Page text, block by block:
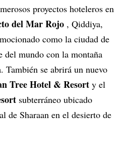
proyectos hoteleros en
del Mar Rojo , Qiddiya,
como la ciudad de
del mundo con la montaña
También se abrirá un nuevo
Tree Hotel & Resort y el
subterráneo ubicado
de Sharaan en el desierto de